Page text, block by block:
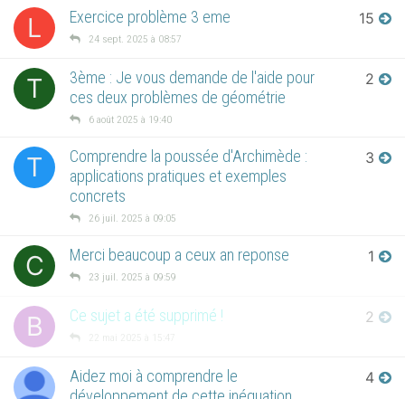
L Exercice problème 3 eme
24 sept. 2025 à 08:57
15
T
3ème : Je vous demande de l'aide pour
ces deux problèmes de géométrie
6 août 2025 à 19:40
2
T
Comprendre la poussée d'Archimède :
applications pratiques et exemples
concrets
26 juil. 2025 à 09:05
3
C Merci beaucoup a ceux an reponse
23 juil. 2025 à 09:59
1
B Ce sujet a été supprimé !
22 mai 2025 à 15:47
2
Aidez moi à comprendre le
4